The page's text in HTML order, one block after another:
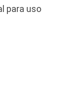
para uso